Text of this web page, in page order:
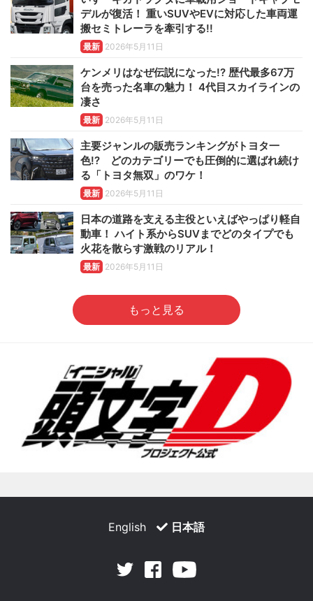
デルが復活！ 重いSUVやEVに対応した車両運
搬セミトレーラを牽引する!!
最新 2026年5月11日
ケンメリはなぜ伝説になった!? 歴代最多67万
台を売った名車の魅力！ 4代目スカイラインの
凄さ
最新 2026年5月11日
主要ジャンルの販売ランキングがトヨタ一
色!? どのカテゴリーでも圧倒的に選ばれ続け
る「トヨタ無双」のワケ！
最新 2026年5月11日
日本の道路を支える主役といえばやっぱり軽自
動車！ ハイト系からSUVまでどのタイプでも
火花を散らす激戦のリアル！
最新 2026年5月11日
もっと見る
English 日本語
Twitter Facebook